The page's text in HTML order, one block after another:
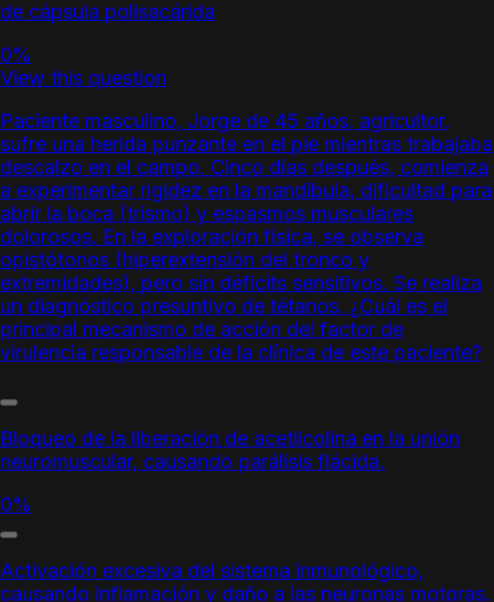
de cápsula polisacárida
0%
View this question
Paciente masculino, Jorge de 45 años, agricultor,
sufre una herida punzante en el pie mientras trabajaba
descalzo en el campo. Cinco días después, comienza
a experimentar rigidez en la mandíbula, dificultad para
abrir la boca (trismo) y espasmos musculares
dolorosos. En la exploración física, se observa
opistótonos (hiperextensión del tronco y
extremidades), pero sin déficits sensitivos. Se realiza
un diagnóstico presuntivo de tétanos. ¿Cuál es el
principal mecanismo de acción del factor de
virulencia responsable de la clínica de este paciente?
Bloqueo de la liberación de acetilcolina en la unión
neuromuscular, causando parálisis flácida.
0%
Activación excesiva del sistema inmunológico,
causando inflamación y daño a las neuronas motoras.